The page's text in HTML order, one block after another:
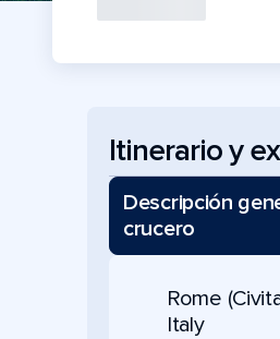
Itinerario y
Descripción
crucero
Rome
Italy